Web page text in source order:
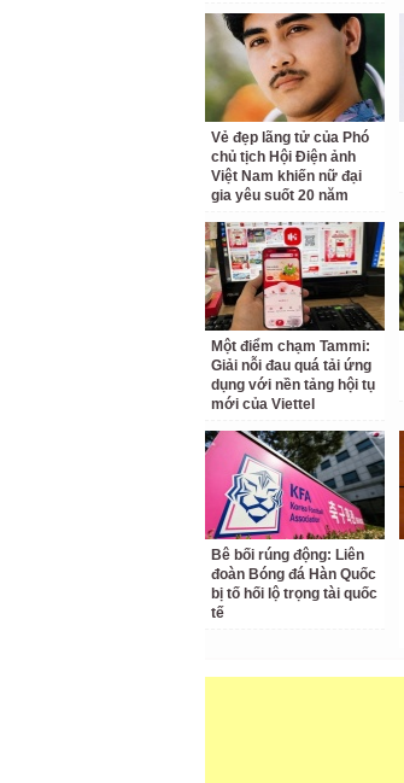
Vẻ đẹp lãng tử của Phó
chủ tịch Hội Điện ảnh
Việt Nam khiến nữ đại
gia yêu suốt 20 năm
Một điểm chạm Tammi:
Giải nỗi đau quá tải ứng
dụng với nền tảng hội tụ
mới của Viettel
Bê bối rúng động: Liên
đoàn Bóng đá Hàn Quốc
bị tố hối lộ trọng tài quốc
tế